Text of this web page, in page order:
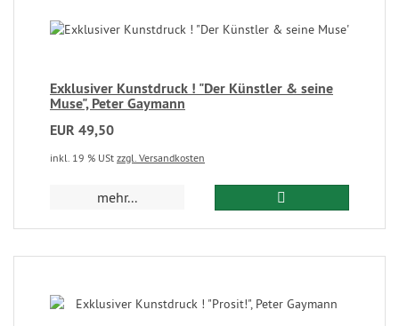
Exklusiver Kunstdruck ! "Der Künstler & seine
Muse", Peter Gaymann
EUR 49,50
inkl. 19 % USt zzgl. Versandkosten
mehr...